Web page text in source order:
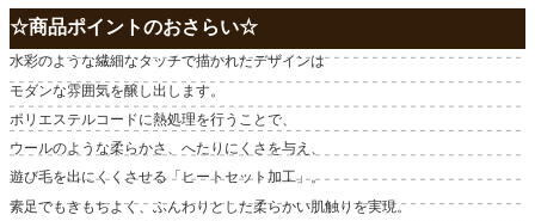
☆商品ポイントのおさらい☆
水彩のような繊細なタッチで描かれたデザインは
モダンな雰囲気を醸し出します。
ポリエステルコードに熱処理を行うことで、
ウールのような柔らかさ、へたりにくさを与え、
遊び毛を出にくくさせる「ヒートセット加工」。
素足でもきもちよく、ふんわりとした柔らかい肌触りを実現。